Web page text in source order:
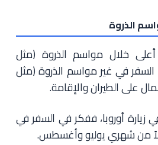
خلال مواسم الذروة (مثل
السفر في غير مواسم الذروة (مثل
على الطيران والإقامة.
زيارة أوروبا، ففكر في السفر في
من شهري يوليو وأغسطس.